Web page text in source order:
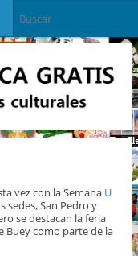
vez con la Semana U
sedes, San Pedro y
se destacan la feria
Buey como parte de la